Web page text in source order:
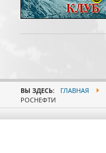
ВЫ ЗДЕСЬ: ГЛАВНАЯ
РОСНЕФТИ